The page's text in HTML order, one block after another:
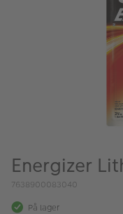
ALBUM
Energizer
7638900083040
På lager